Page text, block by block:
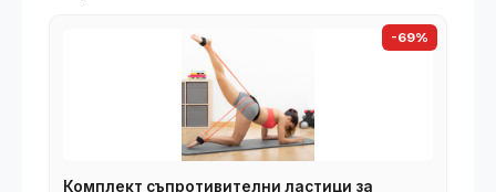
-69%
Комплект съпротивителни ластици за